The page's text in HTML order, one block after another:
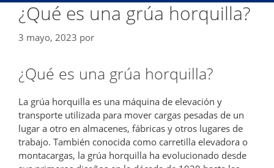
¿Qué es una grúa horquilla?
3 mayo, 2023 por
¿Qué es una grúa horquilla?
La grúa horquilla es una máquina de elevación y
transporte utilizada para mover cargas pesadas de un
lugar a otro en almacenes, fábricas y otros lugares de
trabajo. También conocida como carretilla elevadora o
montacargas, la grúa horquilla ha evolucionado desde